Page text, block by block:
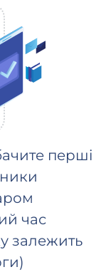
перші
час
залежить